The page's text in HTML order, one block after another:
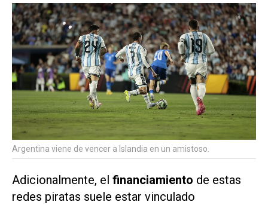
Argentina viene de vencer a Islandia en un amistoso.
Adicionalmente, el financiamiento de estas
redes piratas suele estar vinculado